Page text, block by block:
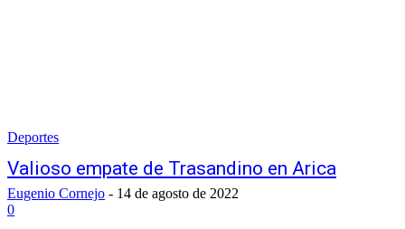
Deportes
Valioso empate de Trasandino en Arica
Eugenio Cornejo - 14 de agosto de 2022
0